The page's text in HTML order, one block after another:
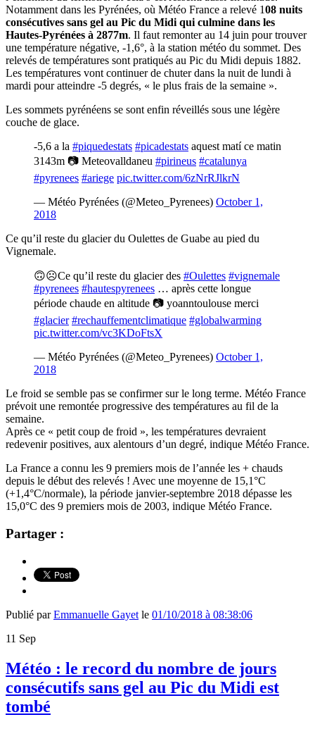
Notamment dans les Pyrénées, où Météo France a relevé 108 nuits
consécutives sans gel au Pic du Midi qui culmine dans les
Hautes-Pyrénées à 2877m. Il faut remonter au 14 juin pour trouver
une température négative, -1,6°, à la station météo du sommet. Des
relevés de températures sont pratiqués au Pic du Midi depuis 1882.
Les températures vont continuer de chuter dans la nuit de lundi à
mardi pour atteindre -5 degrés, « le plus frais de la semaine ».
Les sommets pyrénéens se sont enfin réveillés sous une légère
couche de glace.
-5,6 a la #piquedestats #picadestats aquest matí ce matin
3143m 📷 Meteovalldaneu #pirineus #catalunya
#pyrenees #ariege pic.twitter.com/6zNrRJlkrN
— Météo Pyrénées (@Meteo_Pyrenees) October 1,
2018
Ce qu’il reste du glacier du Oulettes de Guabe au pied du
Vignemale.
🙃☹️Ce qu’il reste du glacier des #Oulettes #vignemale
#pyrenees #hautespyrenees … après cette longue
période chaude en altitude 📷 yoanntoulouse merci
#glacier #rechauffementclimatique #globalwarming
pic.twitter.com/vc3KDoFtsX
— Météo Pyrénées (@Meteo_Pyrenees) October 1,
2018
Le froid se semble pas se confirmer sur le long terme. Météo France
prévoit une remontée progressive des températures au fil de la
semaine.
Après ce « petit coup de froid », les températures devraient
redevenir positives, aux alentours d’un degré, indique Météo France.
La France a connu les 9 premiers mois de l’année les + chauds
depuis le début des relevés ! Avec une moyenne de 15,1°C
(+1,4°C/normale), la période janvier-septembre 2018 dépasse les
15,0°C des 9 premiers mois de 2003, indique Météo France.
Partager :
Publié parEmmanuelle Gayet le 01/10/2018 à 08:38:06
11 Sep
Météo : le record du nombre de jours
consécutifs sans gel au Pic du Midi est
tombé